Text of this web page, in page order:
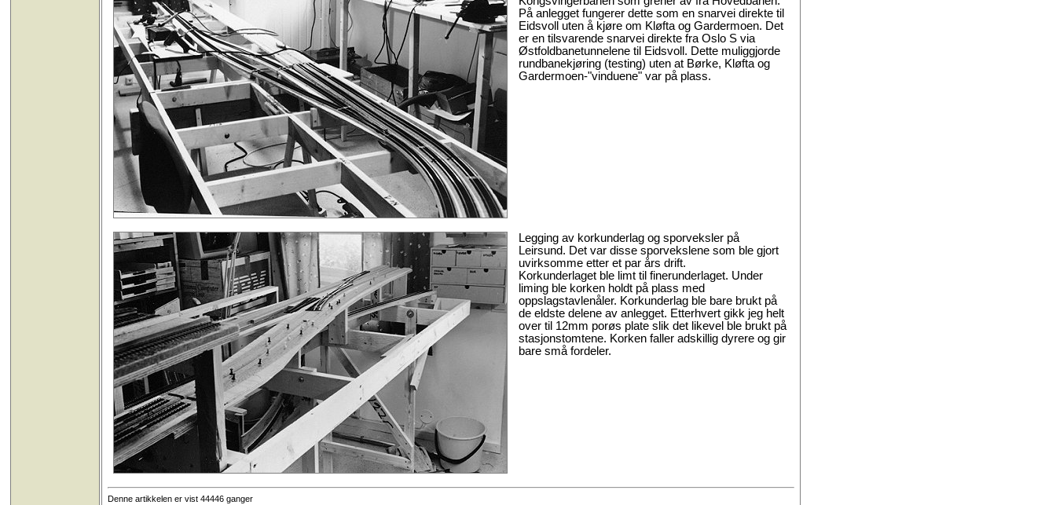
På anlegget fungerer dette som en snarvei direkte til
Eidsvoll uten å kjøre om Kløfta og Gardermoen. Det
er en tilsvarende snarvei direkte fra Oslo S via
Østfoldbanetunnelene til Eidsvoll. Dette muliggjorde
rundbanekjøring (testing) uten at Børke, Kløfta og
Gardermoen-"vinduene" var på plass.
Legging av korkunderlag og sporveksler på
Leirsund. Det var disse sporvekslene som ble gjort
uvirksomme etter et par års drift.
Korkunderlaget ble limt til finerunderlaget. Under
liming ble korken holdt på plass med
oppslagstavlenåler. Korkunderlag ble bare brukt på
de eldste delene av anlegget. Etterhvert gikk jeg helt
over til 12mm porøs plate slik det likevel ble brukt på
stasjonstomtene. Korken faller adskillig dyrere og gir
bare små fordeler.
Denne artikkelen er vist 44446 ganger